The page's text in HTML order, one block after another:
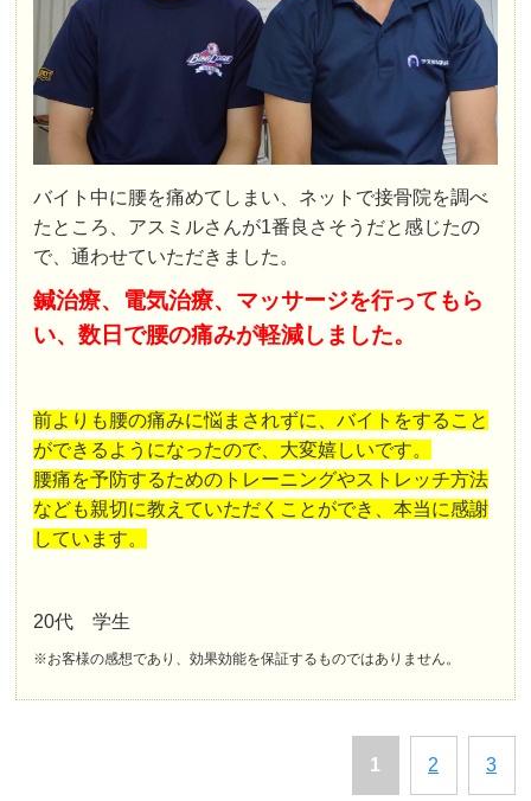
バイト中に腰を痛めてしまい、ネットで接骨院を調べ
たところ、アスミルさんが1番良さそうだと感じたの
で、通わせていただきました。
鍼治療、電気治療、マッサージを行ってもら
い、数日で腰の痛みが軽減しました。
前よりも腰の痛みに悩まされずに、バイトをすること
ができるようになったので、大変嬉しいです。
腰痛を予防するためのトレーニングやストレッチ方法
なども親切に教えていただくことができ、本当に感謝
しています。
20代 学生
※お客様の感想であり、効果効能を保証するものではありません。
1 2 3